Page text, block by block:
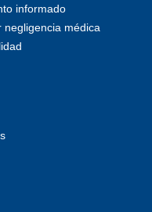
informado
negligencia médica